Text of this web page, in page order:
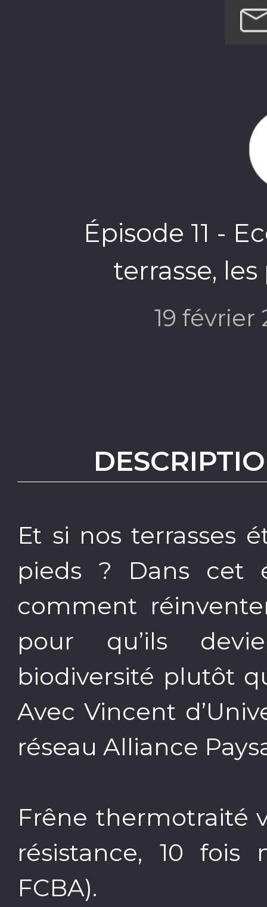
Épisode 11 -
terrasse,
19 février
Et si nos terrasses
pieds ? Dans cet
comment
pour qu’ils
biodiversité plutôt
Avec Vincent
réseau Alliance
Frêne thermotraité
résistance, 10 fois
FCBA).